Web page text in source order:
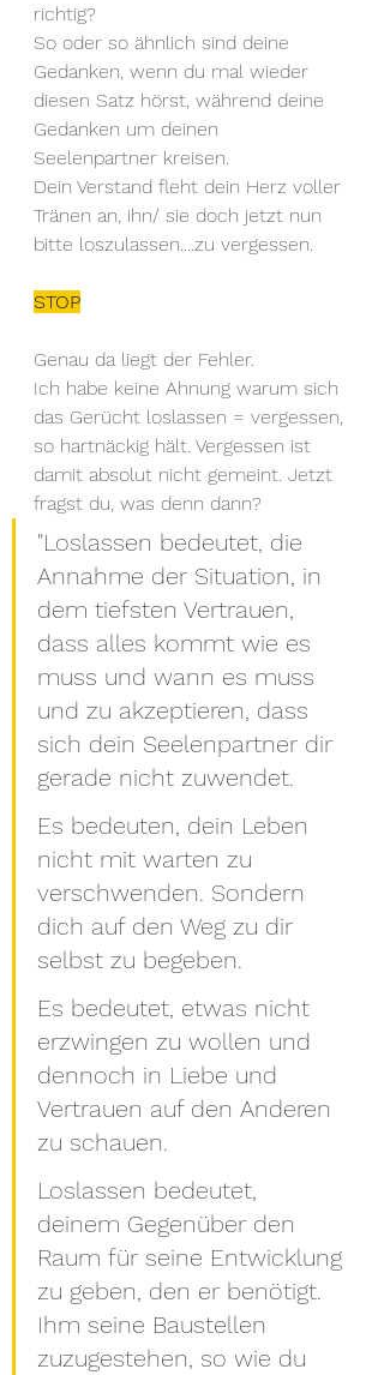
richtig?
So oder so ähnlich sind deine
Gedanken, wenn du mal wieder
diesen Satz hörst, während deine
Gedanken um deinen
Seelenpartner kreisen.
Dein Verstand fleht dein Herz voller
Tränen an, ihn/ sie doch jetzt nun
bitte loszulassen....zu vergessen.
STOP
Genau da liegt der Fehler.
Ich habe keine Ahnung warum sich
das Gerücht loslassen = vergessen,
so hartnäckig hält. Vergessen ist
damit absolut nicht gemeint. Jetzt
fragst du, was denn dann?
"Loslassen bedeutet, die
Annahme der Situation, in
dem tiefsten Vertrauen,
dass alles kommt wie es
muss und wann es muss
und zu akzeptieren, dass
sich dein Seelenpartner dir
gerade nicht zuwendet.
Es bedeuten, dein Leben
nicht mit warten zu
verschwenden. Sondern
dich auf den Weg zu dir
selbst zu begeben.
Es bedeutet, etwas nicht
erzwingen zu wollen und
dennoch in Liebe und
Vertrauen auf den Anderen
zu schauen.
Loslassen bedeutet,
deinem Gegenüber den
Raum für seine Entwicklung
zu geben, den er benötigt.
Ihm seine Baustellen
zuzugestehen, so wie du